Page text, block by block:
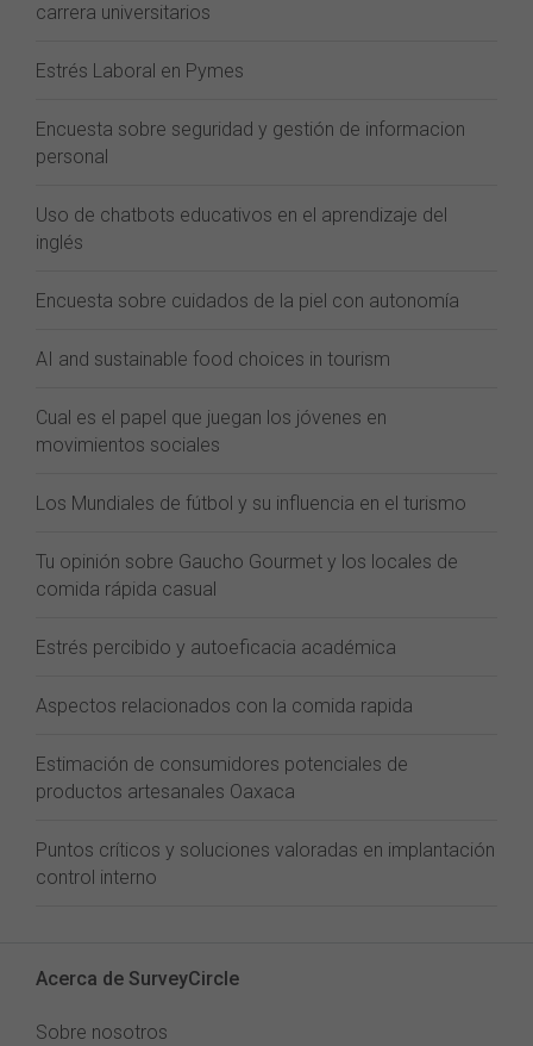
carrera universitarios
Estrés Laboral en Pymes
Encuesta sobre seguridad y gestión de informacion
personal
Uso de chatbots educativos en el aprendizaje del
inglés
Encuesta sobre cuidados de la piel con autonomía
AI and sustainable food choices in tourism
Cual es el papel que juegan los jóvenes en
movimientos sociales
Los Mundiales de fútbol y su influencia en el turismo
Tu opinión sobre Gaucho Gourmet y los locales de
comida rápida casual
Estrés percibido y autoeficacia académica
Aspectos relacionados con la comida rapida
Estimación de consumidores potenciales de
productos artesanales Oaxaca
Puntos críticos y soluciones valoradas en implantación
control interno
Acerca de SurveyCircle
Sobre nosotros